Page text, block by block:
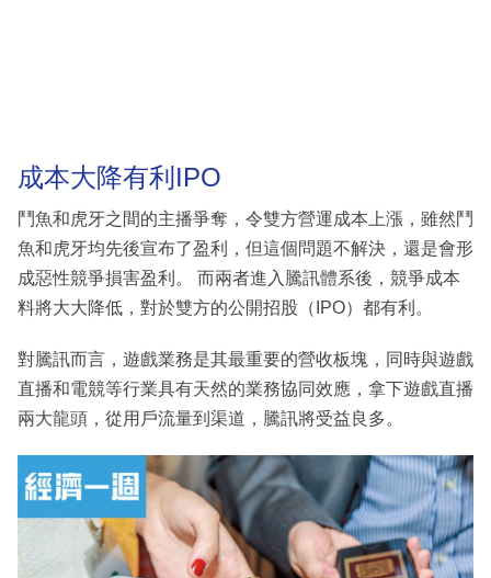
成本大降有利IPO
鬥魚和虎牙之間的主播爭奪，令雙方營運成本上漲，雖然鬥
魚和虎牙均先後宣布了盈利，但這個問題不解決，還是會形
成惡性競爭損害盈利。 而兩者進入騰訊體系後，競爭成本
料將大大降低，對於雙方的公開招股（IPO）都有利。
對騰訊而言，遊戲業務是其最重要的營收板塊，同時與遊戲
直播和電競等行業具有天然的業務協同效應，拿下遊戲直播
兩大龍頭，從用戶流量到渠道，騰訊將受益良多。